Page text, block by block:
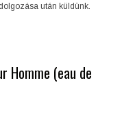
után küldünk.
Homme (eau de